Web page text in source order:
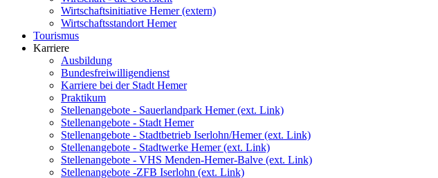
Wirtschaftsinitiative Hemer (extern)
Wirtschaftsstandort Hemer
Tourismus
Karriere
Ausbildung
Bundesfreiwilligendienst
Karriere bei der Stadt Hemer
Praktikum
Stellenangebote - Sauerlandpark Hemer (ext. Link)
Stellenangebote - Stadt Hemer
Stellenangebote - Stadtbetrieb Iserlohn/Hemer (ext. Link)
Stellenangebote - Stadtwerke Hemer (ext. Link)
Stellenangebote - VHS Menden-Hemer-Balve (ext. Link)
Stellenangebote -ZFB Iserlohn (ext. Link)